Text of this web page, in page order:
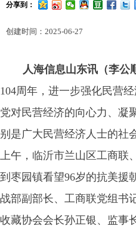
人海信息山东讯（李公
104周年，进一步强化民营
党对民营经济的向心力、凝
别是广大民营经济人士的社
上午，临沂市兰山区工商联
到枣园镇看望96岁的抗美援
战部副部长、工商联党组书
收藏协会会长孙正银、监事
分享到：
创建时间： 2025-06-27